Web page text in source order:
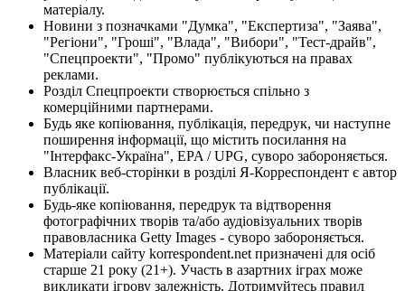
матеріалу.
Новини з позначками "Думка", "Експертиза", "Заява",
"Регіони", "Гроші", "Влада", "Вибори", "Тест-драйв",
"Спецпроекти", "Промо" публікуються на правах
реклами.
Розділ Спецпроекти створюється спільно з
комерційними партнерами.
Будь яке копіювання, публікація, передрук, чи наступне
поширення інформації, що містить посилання на
"Інтерфакс-Україна", EPA / UPG, суворо забороняється.
Власник веб-сторінки в розділі Я-Корреспондент є автор
публікації.
Будь-яке копіювання, передрук та відтворення
фотографічних творів та/або аудіовізуальних творів
правовласника Getty Images - суворо забороняється.
Матеріали сайту korrespondent.net призначені для осіб
старше 21 року (21+). Участь в азартних іграх може
викликати ігрову залежність. Дотримуйтесь правил